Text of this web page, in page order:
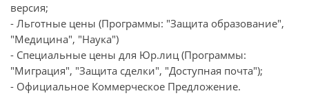
версия;
- Льготные цены (Программы: "Защита образование",
"Медицина", "Наука")
- Специальные цены для Юр.лиц (Программы:
"Миграция", "Защита сделки", "Доступная почта");
- Официальное Коммерческое Предложение.